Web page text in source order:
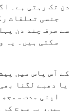
دن تک رہتی ہے۔
جنسی تعلقات
سکتی ہیں۔ یہ
یا دھبے لگنا
اپنی مدت
ہیں، یہ سوچ